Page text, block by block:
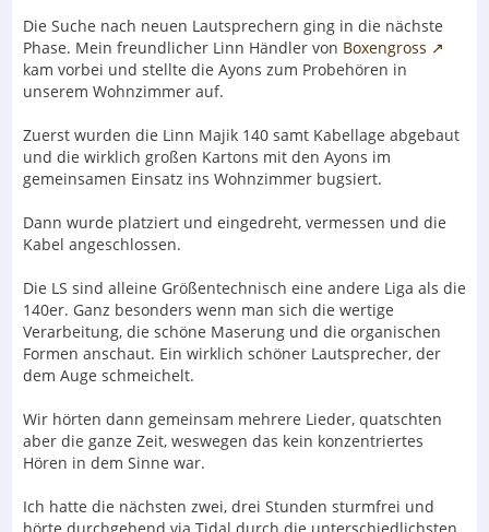
Die Suche nach neuen Lautsprechern ging in die nächste
Phase. Mein freundlicher Linn Händler von Boxengross
kam vorbei und stellte die Ayons zum Probehören in
unserem Wohnzimmer auf.
Zuerst wurden die Linn Majik 140 samt Kabellage abgebaut
und die wirklich großen Kartons mit den Ayons im
gemeinsamen Einsatz ins Wohnzimmer bugsiert.
Dann wurde platziert und eingedreht, vermessen und die
Kabel angeschlossen.
Die LS sind alleine Größentechnisch eine andere Liga als die
140er. Ganz besonders wenn man sich die wertige
Verarbeitung, die schöne Maserung und die organischen
Formen anschaut. Ein wirklich schöner Lautsprecher, der
dem Auge schmeichelt.
Wir hörten dann gemeinsam mehrere Lieder, quatschten
aber die ganze Zeit, weswegen das kein konzentriertes
Hören in dem Sinne war.
Ich hatte die nächsten zwei, drei Stunden sturmfrei und
hörte durchgehend via Tidal durch die unterschiedlichsten